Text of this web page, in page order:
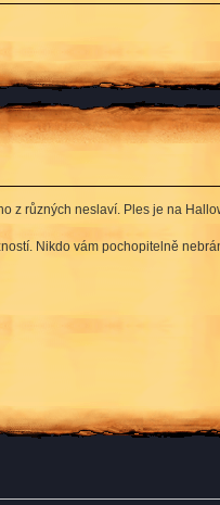
z různých neslaví. Ples je na
Nikdo vám pochopitelně